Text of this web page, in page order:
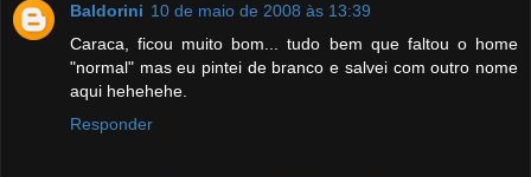
Baldorini 10 de maio de 2008 às 13:39
Caraca, ficou muito bom... tudo bem que faltou o home
"normal" mas eu pintei de branco e salvei com outro nome
aqui hehehehe.
Responder